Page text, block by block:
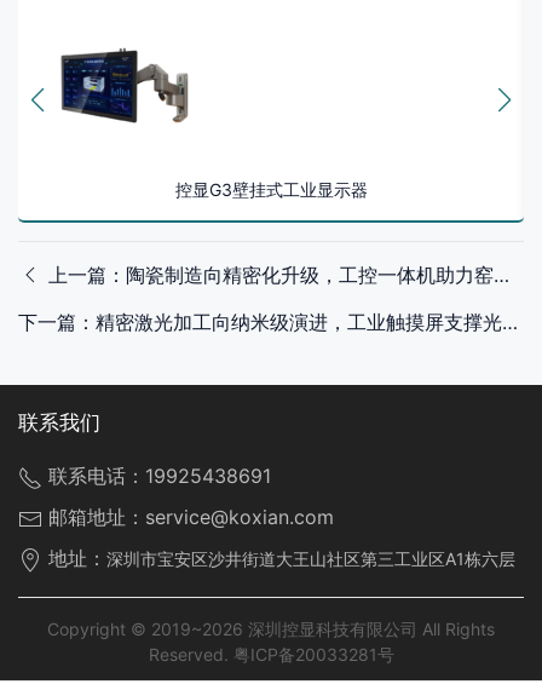
控显G3壁挂式工业显示器
上一篇：陶瓷制造向精密化升级，工控一体机助力窑炉温控系统智能化改造
下一篇：精密激光加工向纳米级演进，工业触摸屏支撑光束控制精度跃迁
联系我们
联系电话： 19925438691
邮箱地址： service@koxian.com
地址： 深圳市宝安区沙井街道大王山社区第三工业区A1栋六层
Copyright © 2019~2026 深圳控显科技有限公司 All Rights
Reserved. 粤ICP备20033281号